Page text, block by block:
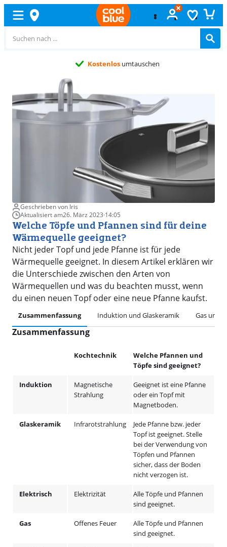
Kostenlos umtauschen
Geschrieben von Iris
Aktualisiert am26. März 2023·14:05
Welche Töpfe und Pfannen sind für deine
Wärmequelle geeignet?
Nicht jeder Topf und jede Pfanne ist für jede
Wärmequelle geeignet. In diesem Artikel erklären wir
die Unterschiede zwischen den Arten von
Wärmequellen und was du beachten musst, wenn
du einen neuen Topf oder eine neue Pfanne kaufst.
Zusammenfassung Induktion und Glaskeramik Gas und
Zusammenfassung
Kochtechnik
Welche Pfannen und
Töpfe sind geeignet?
Induktion
Magnetische
Strahlung
Geeignet ist eine Pfanne
oder ein Topf mit
Magnetboden.
Glaskeramik Infrarotstrahlung
Jede Pfanne bzw. jeder
Topf ist geeignet. Stelle
bei der Verwendung von
Töpfen und Pfannen
sicher, dass der Boden
nicht verzogen ist.
Elektrisch Elektrizität
Alle Töpfe und Pfannen
sind geeignet.
Gas Offenes Feuer
Alle Töpfe und Pfannen
sind geeignet.